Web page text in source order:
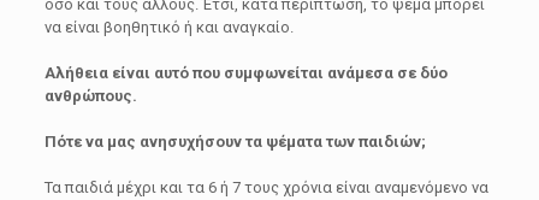
όσο και τους άλλους. Έτσι, κατά περίπτωση, το ψέμα μπορεί
να είναι βοηθητικό ή και αναγκαίο.
Αλήθεια είναι αυτό που συμφωνείται ανάμεσα σε δύο
ανθρώπους.
Πότε να μας ανησυχήσουν τα ψέματα των παιδιών;
Τα παιδιά μέχρι και τα 6 ή 7 τους χρόνια είναι αναμενόμενο να